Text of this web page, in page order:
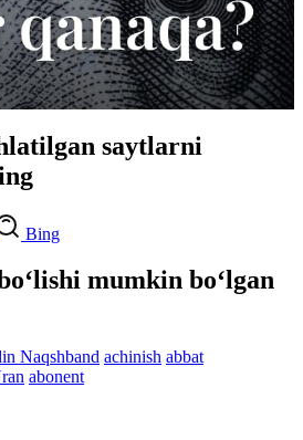
saytlarni
Bing
mumkin bo‘lgan
Naqshband achinish abbat
abonent